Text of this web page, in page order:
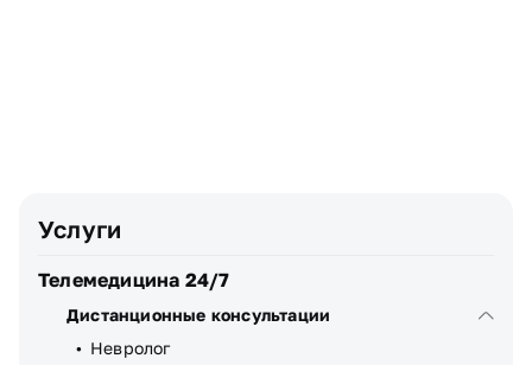
Услуги
Телемедицина 24/7
Дистанционные консультации
Невролог